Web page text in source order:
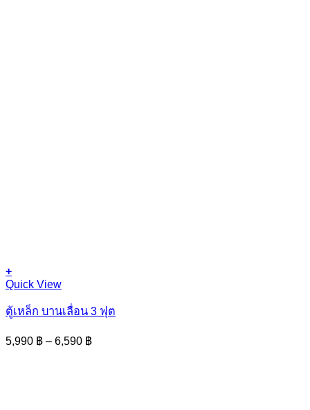
+
This
has
multiple
variants.
The
Quick View
ตู้เหล็ก บานเลื่อน 3 ฟุต
5,990 ฿ – 6,590 ฿